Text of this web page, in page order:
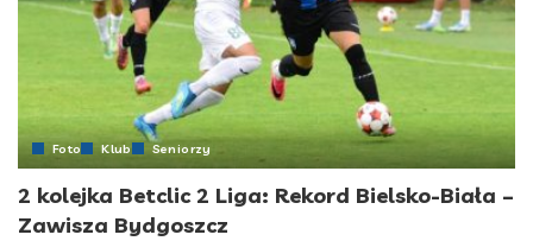
Foto Klub Seniorzy
2 kolejka Betclic 2 Liga: Rekord Bielsko-Biała –
Zawisza Bydgoszcz